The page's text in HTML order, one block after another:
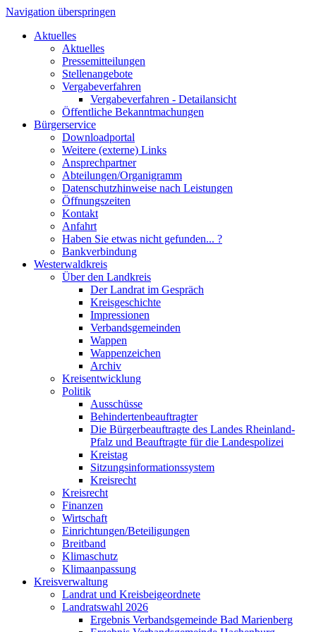
Navigation überspringen
Aktuelles
Aktuelles
Pressemitteilungen
Stellenangebote
Vergabeverfahren
Vergabeverfahren - Detailansicht
Öffentliche Bekanntmachungen
Bürgerservice
Downloadportal
Weitere (externe) Links
Ansprechpartner
Abteilungen/Organigramm
Datenschutzhinweise nach Leistungen
Öffnungszeiten
Kontakt
Anfahrt
Haben Sie etwas nicht gefunden... ?
Bankverbindung
Westerwaldkreis
Über den Landkreis
Der Landrat im Gespräch
Kreisgeschichte
Impressionen
Verbandsgemeinden
Wappen
Wappenzeichen
Archiv
Kreisentwicklung
Politik
Ausschüsse
Behindertenbeauftragter
Die Bürgerbeauftragte des Landes Rheinland-
Pfalz und Beauftragte für die Landespolizei
Kreistag
Sitzungsinformationssystem
Kreisrecht
Kreisrecht
Finanzen
Wirtschaft
Einrichtungen/Beteiligungen
Breitband
Klimaschutz
Klimaanpassung
Kreisverwaltung
Landrat und Kreisbeigeordnete
Landratswahl 2026
Ergebnis Verbandsgemeinde Bad Marienberg